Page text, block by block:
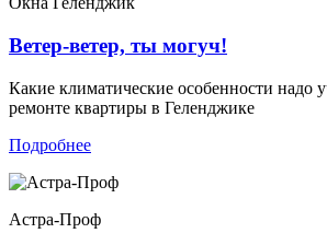
Ветер-ветер, ты могуч!
Какие климатические особенности надо
ремонте квартиры в Геленджике
Подробнее
Астра-Проф